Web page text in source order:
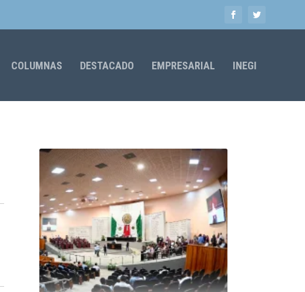
COLUMNAS DESTACADO EMPRESARIAL INEGI